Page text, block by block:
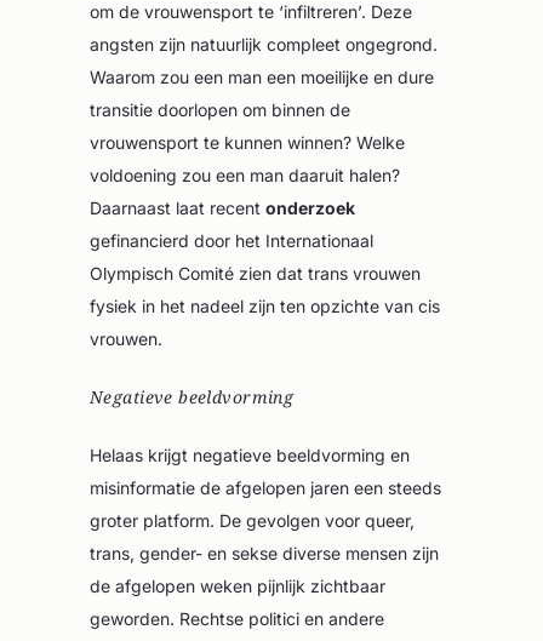
om de vrouwensport te ‘infiltreren’. Deze
angsten zijn natuurlijk compleet ongegrond.
Waarom zou een man een moeilijke en dure
transitie doorlopen om binnen de
vrouwensport te kunnen winnen? Welke
voldoening zou een man daaruit halen?
Daarnaast laat recent onderzoek
gefinancierd door het Internationaal
Olympisch Comité zien dat trans vrouwen
fysiek in het nadeel zijn ten opzichte van cis
vrouwen.
Negatieve beeldvorming
Helaas krijgt negatieve beeldvorming en
misinformatie de afgelopen jaren een steeds
groter platform. De gevolgen voor queer,
trans, gender- en sekse diverse mensen zijn
de afgelopen weken pijnlijk zichtbaar
geworden. Rechtse politici en andere